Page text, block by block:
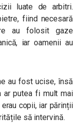
luate de arbitri.
fiind necesară
au folosit gaze
iar oamenii au
au fost ucise, însă
ar putea fi mult mai
copii, iar părinții
să intervină.